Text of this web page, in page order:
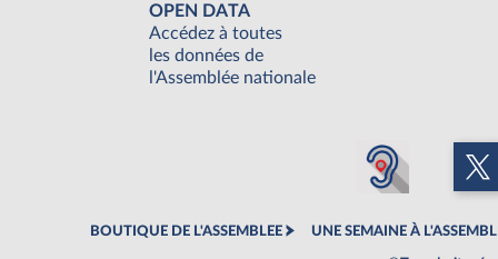
OPEN DATA
Accédez à toutes
les données de
l'Assemblée nationale
BOUTIQUE DE L'ASSEMBLEE UNE SEMAINE À